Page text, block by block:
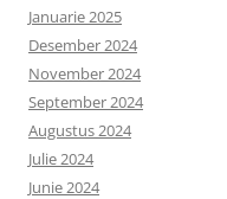
Januarie 2025
Desember 2024
November 2024
September 2024
Augustus 2024
Julie 2024
Junie 2024